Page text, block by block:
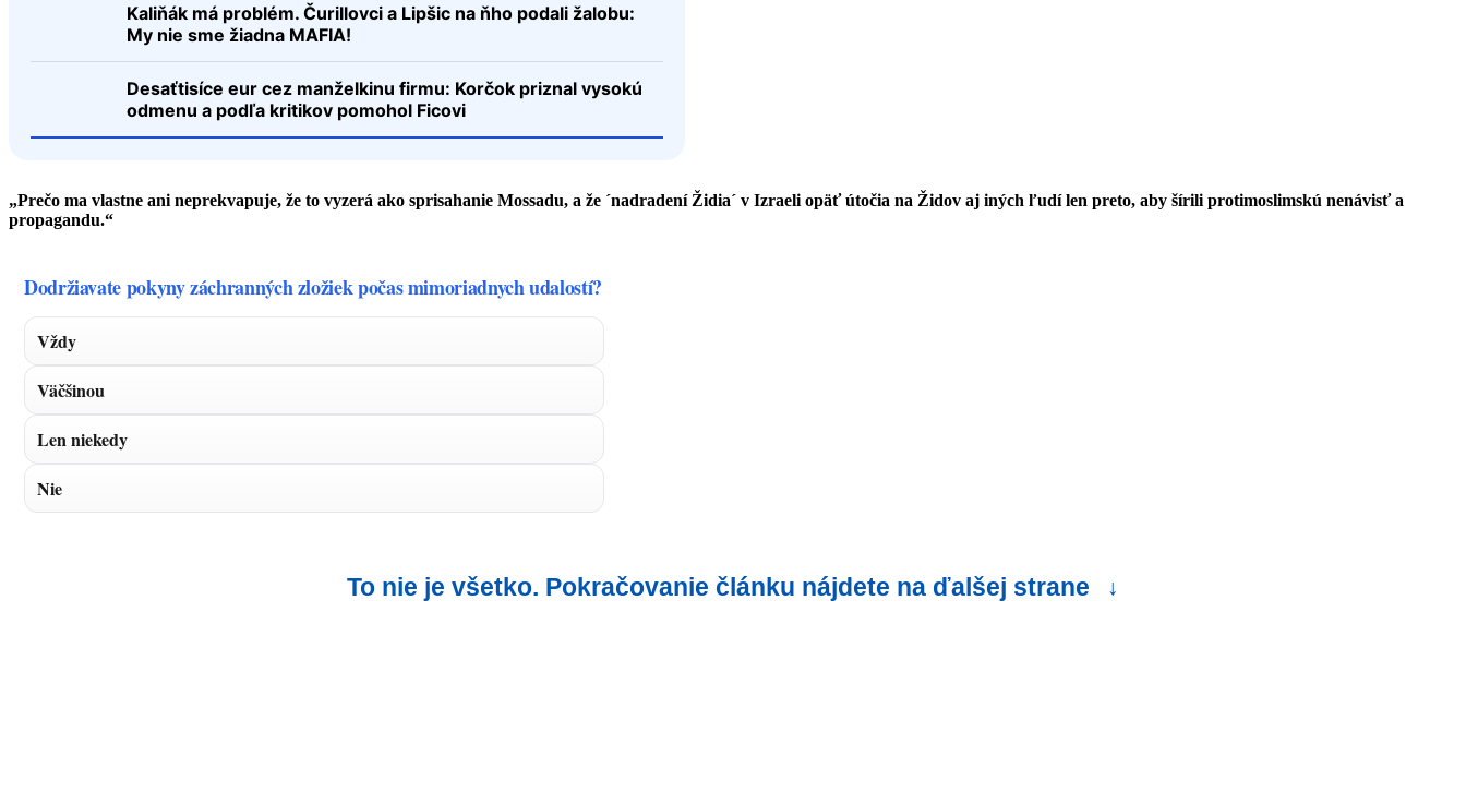
Kaliňák má problém. Čurillovci a Lipšic na ňho podali žalobu:
My nie sme žiadna MAFIA!
Desaťtisíce eur cez manželkinu firmu: Korčok priznal vysokú
odmenu a podľa kritikov pomohol Ficovi
„Prečo ma vlastne ani neprekvapuje, že to vyzerá ako sprisahanie Mossadu, a že ´nadradení Židia´ v Izraeli opäť útočia na Židov aj iných ľudí len preto, aby šírili protimoslimskú nenávisť a
propagandu.“
Dodržiavate pokyny záchranných zložiek počas mimoriadnych udalostí?
Vždy
Väčšinou
Len niekedy
Nie
To nie je všetko. Pokračovanie článku nájdete na ďalšej strane ↓